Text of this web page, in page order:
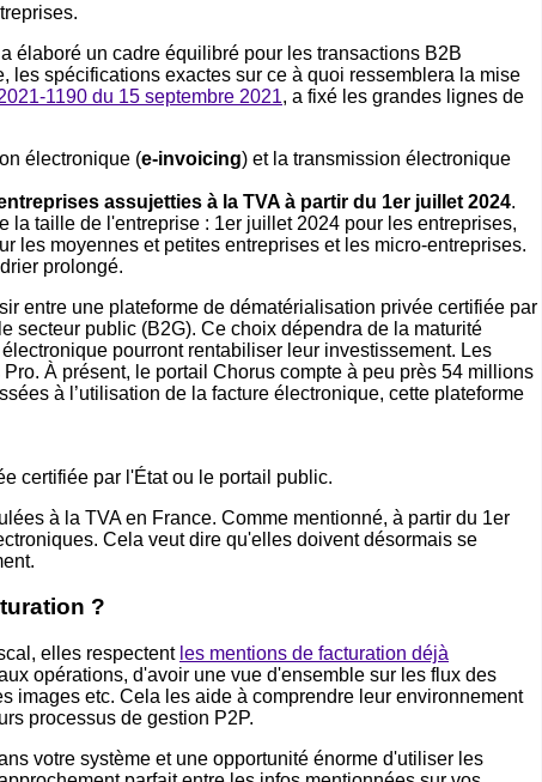
élaboré un cadre équilibré pour les transactions B2B
les spécifications exactes sur ce à quoi ressemblera la mise
1190 du 15 septembre 2021, a fixé les grandes lignes de
électronique (e-invoicing) et la transmission électronique
assujetties à la TVA à partir du 1er juillet 2024.
taille de l'entreprise : 1er juillet 2024 pour les entreprises,
les moyennes et petites entreprises et les micro-entreprises.
prolongé.
entre une plateforme de dématérialisation privée certifiée par
secteur public (B2G). Ce choix dépendra de la maturité
pourront rentabiliser leur investissement. Les
À présent, le portail Chorus compte à peu près 54 millions
à l’utilisation de la facture électronique, cette plateforme
certifiée par l'État ou le portail public.
à la TVA en France. Comme mentionné, à partir du 1er
Cela veut dire qu'elles doivent désormais se
?
elles respectent les mentions de facturation déjà
opérations, d'avoir une vue d'ensemble sur les flux des
images etc. Cela les aide à comprendre leur environnement
processus de gestion P2P.
votre système et une opportunité énorme d'utiliser les